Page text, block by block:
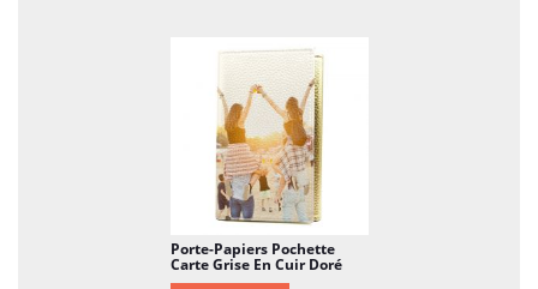
Porte-Papiers Pochette
Carte Grise En Cuir Doré